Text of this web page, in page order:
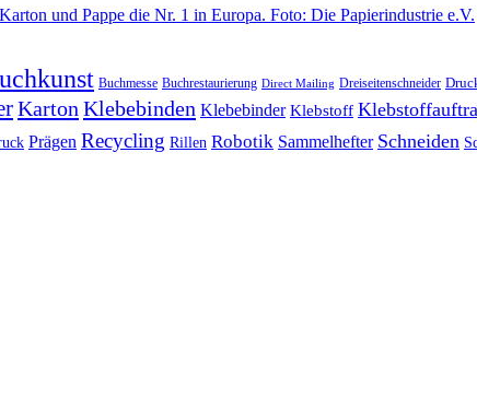
Buchmesse Buchrestaurierung Direct Mailing Dreiseitenschneider
Karton Klebebinden Klebebinder Klebstoff
Prägen Recycling Rillen Robotik Sammelhefter Schneiden